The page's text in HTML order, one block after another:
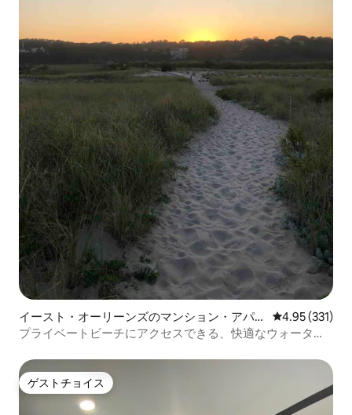
イースト・オーリーンズのマンション・アパー
ト
レビュー331
4.95 (331)
プライベートビーチにアクセスできる、快適なウォーター
ゲストチョイス
ゲストチョイス